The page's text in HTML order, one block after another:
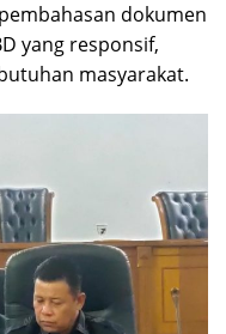
dokumen
yang responsif,
masyarakat.